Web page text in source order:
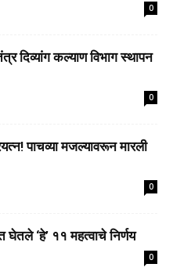
0
दिव्यांग कल्याण विभाग स्थापन
0
पाचव्या मजल्यावरून मारली
0
‘हे’ ११ महत्वाचे निर्णय
0